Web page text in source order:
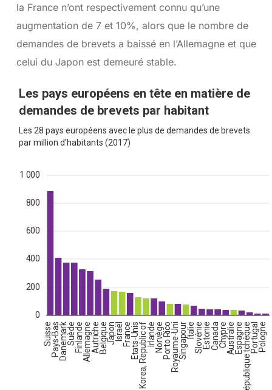
la France n’ont respectivement connu qu’une
augmentation de 7 et 10%, alors que le nombre de
demandes de brevets a baissé en l’Allemagne et que
celui du Japon est demeuré stable.